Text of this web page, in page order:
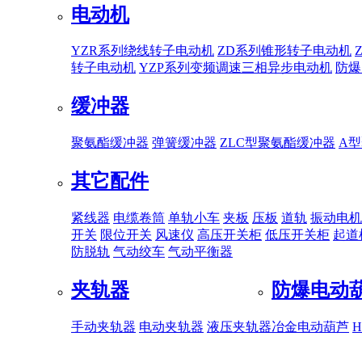
电动机
YZR系列绕线转子电动机 ZD系列锥形转子电动机
转子电动机 YZP系列变频调速三相异步电动机 防
缓冲器
聚氨酯缓冲器 弹簧缓冲器 ZLC型聚氨酯缓冲器 A
其它配件
紧线器 电缆卷筒 单轨小车 夹板 压板 道轨 振动电机
开关 限位开关 风速仪 高压开关柜 低压开关柜 起道
防脱轨 气动绞车 气动平衡器
夹轨器
手动夹轨器 电动夹轨器 液压夹轨器
防爆电动
冶金电动葫芦